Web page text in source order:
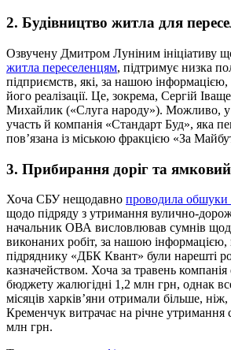
2. Будівництво житла для
Озвучену Дмитром Луніним ініціативу
житла переселенцям, підтримує низка
підприємств, які, за нашою інформацією,
його реалізації. Це, зокрема, Сергій
Михайлик («Слуга народу»). Можливо, у
участь й компанія «Стандарт Буд», яка
пов’язана із міською фракцією «За
3. Прибирання доріг та
Хоча СБУ нещодавно проводила
щодо підряду з утримання вулично-
начальник ОВА висловлював сумнів
виконаних робіт, за нашою інформацією,
підряднику «ДБК Квант» були нарешті
казначейством. Хоча за травень компанія
бюджету жалюгідні 1,2 млн грн, однак
місяців харків’яни отримали більше,
Кременчук витрачає на річне утримання
млн грн.